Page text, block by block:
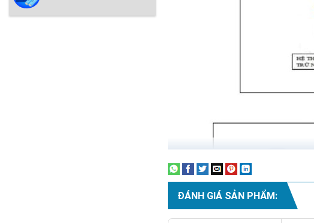
ĐÁNH GIÁ SẢN PHẨM: